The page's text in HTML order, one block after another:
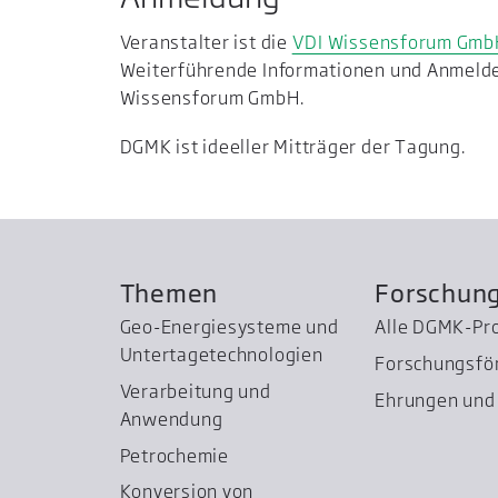
Veranstalter ist die VDI Wissensforum
Weiterführende Informationen und
Wissensforum GmbH.
DGMK ist ideeller Mitträger der Tagung.
Themen
Geo-Energiesysteme und
Untertage­technologien
Verarbeitung und
Anwendung
Petrochemie
Konversion von
Forschung
Alle DGMK-
Ehrungen